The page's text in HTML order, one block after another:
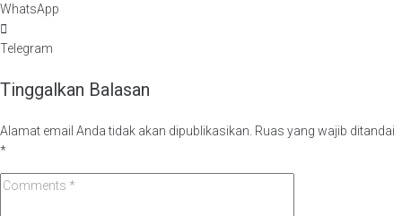
WhatsApp
Telegram
Tinggalkan Balasan
Alamat email Anda tidak akan dipublikasikan. Ruas yang wajib ditandai
*